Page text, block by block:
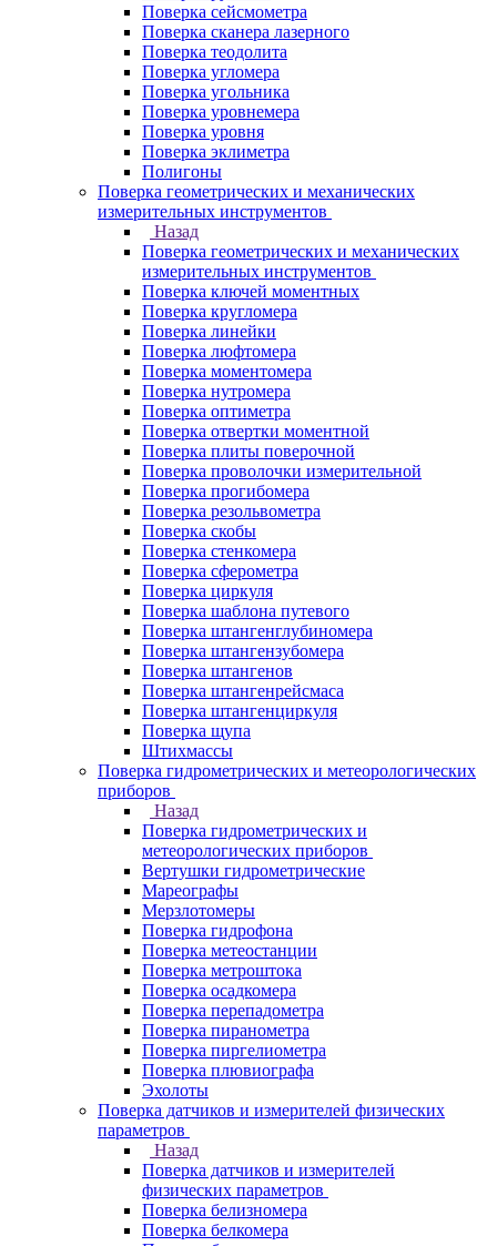
Поверка сейсмометра
Поверка сканера лазерного
Поверка теодолита
Поверка угломера
Поверка угольника
Поверка уровнемера
Поверка уровня
Поверка эклиметра
Полигоны
Поверка геометрических и механических
измерительных инструментов
Назад
Поверка геометрических и механических
измерительных инструментов
Поверка ключей моментных
Поверка кругломера
Поверка линейки
Поверка люфтомера
Поверка моментомера
Поверка нутромера
Поверка оптиметра
Поверка отвертки моментной
Поверка плиты поверочной
Поверка проволочки измерительной
Поверка прогибомера
Поверка резольвометра
Поверка скобы
Поверка стенкомера
Поверка сферометра
Поверка циркуля
Поверка шаблона путевого
Поверка штангенглубиномера
Поверка штангензубомера
Поверка штангенов
Поверка штангенрейсмаса
Поверка штангенциркуля
Поверка щупа
Штихмассы
Поверка гидрометрических и метеорологических
приборов
Назад
Поверка гидрометрических и
метеорологических приборов
Вертушки гидрометрические
Мареографы
Мерзлотомеры
Поверка гидрофона
Поверка метеостанции
Поверка метроштока
Поверка осадкомера
Поверка перепадометра
Поверка пиранометра
Поверка пиргелиометра
Поверка плювиографа
Эхолоты
Поверка датчиков и измерителей физических
параметров
Назад
Поверка датчиков и измерителей
физических параметров
Поверка белизномера
Поверка белкомера